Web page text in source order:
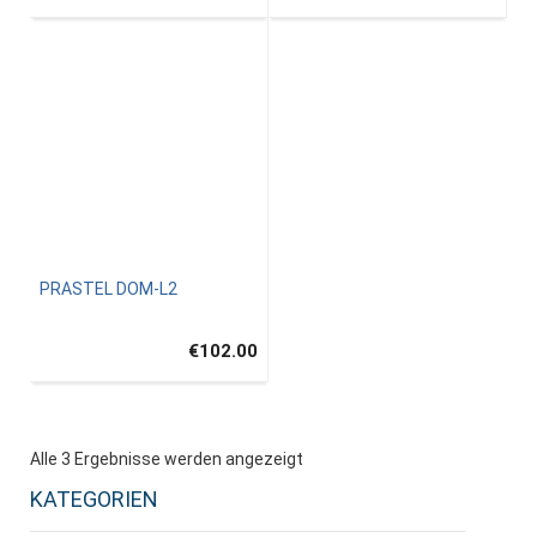
PRASTEL DOM-L2
€102.00
Alle 3 Ergebnisse werden angezeigt
KATEGORIEN